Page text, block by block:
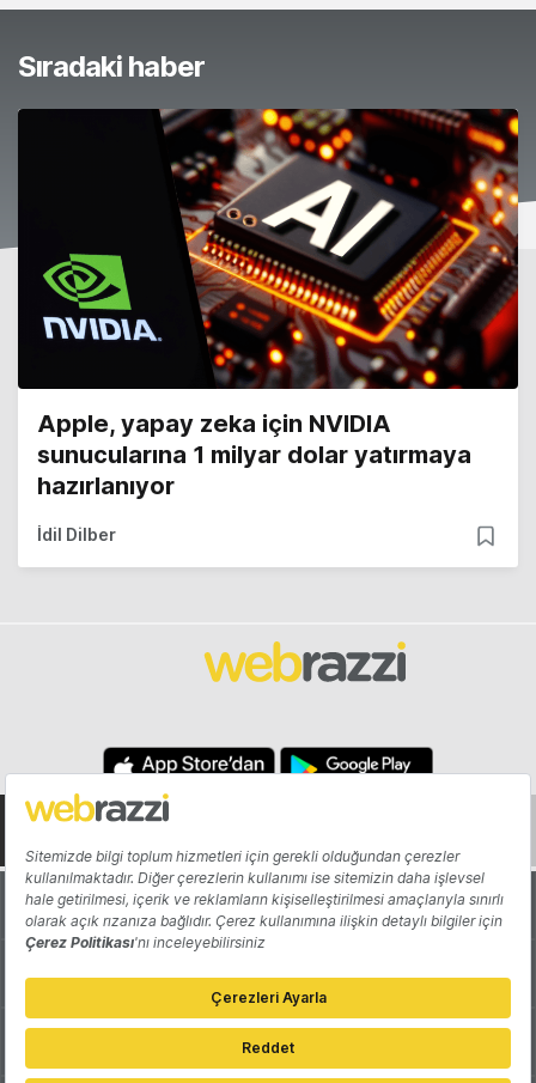
Sıradaki haber
Apple, yapay zeka için NVIDIA
sunucularına 1 milyar dolar yatırmaya
hazırlanıyor
İdil Dilber
Hakkında Yazarlar
Katkıda Bulun Reklam